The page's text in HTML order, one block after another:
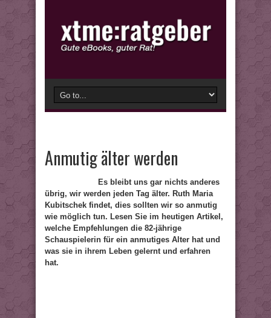
Anmutig älter werden
Es bleibt uns gar nichts anderes
übrig, wir werden jeden Tag älter. Ruth Maria
Kubitschek findet, dies sollten wir so anmutig
wie möglich tun. Lesen Sie im heutigen Artikel,
welche Empfehlungen die 82-jährige
Schauspielerin für ein anmutiges Alter hat und
was sie in ihrem Leben gelernt und erfahren
hat.